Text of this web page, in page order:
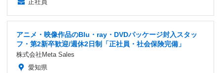
正社員
アニメ・映像作品のBlu・ray・DVDパッケージ封入スタッ
フ・第2新卒歓迎/週休2日制「正社員・社会保険完備」
株式会社Meta Sales
愛知県